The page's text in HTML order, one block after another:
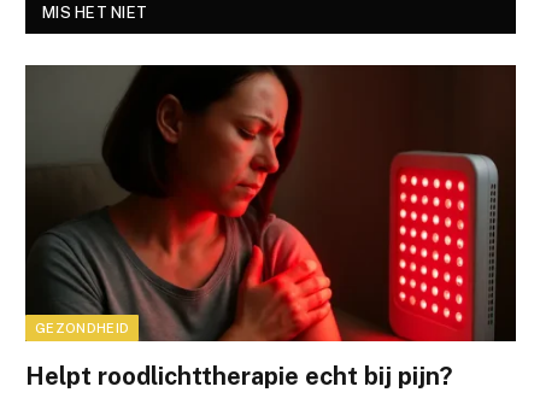
MIS HET NIET
GEZONDHEID
Helpt roodlichttherapie echt bij pijn?